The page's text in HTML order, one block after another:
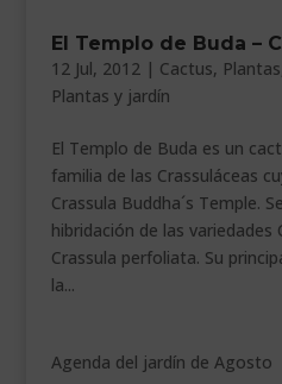
VEURE EN CATALÀ
El Templo de Buda –
12 Jul, 2012| Cactus, Plantas
Plantas y jardín
El Templo de Buda es un
familia de las Crassuláceas
Crassula Buddha´s Temple.
hibridación de las variedades
Crassula perfoliata. Su
la...
Agenda del jardín de Agosto